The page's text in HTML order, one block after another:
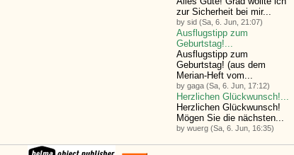
zur Sicherheit bei mir...
by sid (Sa, 6. Jun, 21:07)
Ausflugstipp zum
Geburtstag!...
Ausflugstipp zum
Geburtstag! (aus dem
Merian-Heft vom...
by gaga (Sa, 6. Jun, 17:12)
Herzlichen Glückwunsch!...
Herzlichen Glückwunsch!
Mögen Sie die nächsten...
by wuerg (Sa, 6. Jun, 16:35)